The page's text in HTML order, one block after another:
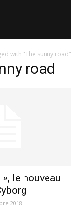
with "The sunny road"
road
le nouveau
2018